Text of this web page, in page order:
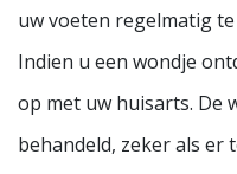
uw voeten regelmatig
Indien u een wondje
op met uw huisarts. De
behandeld, zeker als er